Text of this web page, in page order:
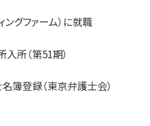
グファーム）に就職
所（第51期）
簿登録（東京弁護士会）